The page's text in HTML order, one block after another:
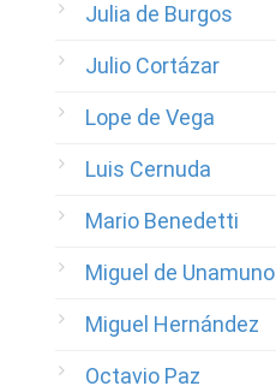
Julia de Burgos
Julio Cortázar
Lope de Vega
Luis Cernuda
Mario Benedetti
Miguel de Unamuno
Miguel Hernández
Octavio Paz